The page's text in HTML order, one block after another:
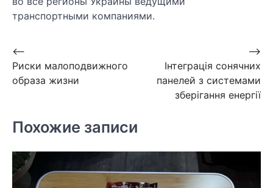
транспортными компаниями.
Навигация
по
записям
⟵
Риски малоподвижного
образа жизни
Інтеграція сонячних
панелей з системами
зберігання енергії
⟶
Похожие записи